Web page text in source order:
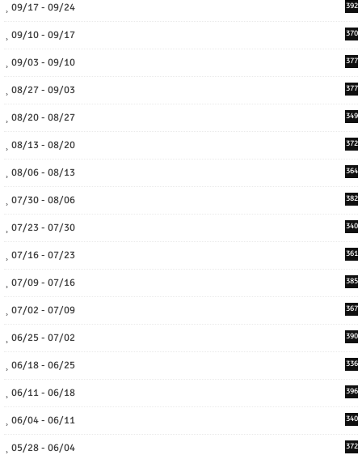
09/17 - 09/24 392
09/10 - 09/17 370
09/03 - 09/10 377
08/27 - 09/03 377
08/20 - 08/27 349
08/13 - 08/20 372
08/06 - 08/13 364
07/30 - 08/06 382
07/23 - 07/30 340
07/16 - 07/23 361
07/09 - 07/16 385
07/02 - 07/09 367
06/25 - 07/02 390
06/18 - 06/25 336
06/11 - 06/18 396
06/04 - 06/11 340
05/28 - 06/04 372